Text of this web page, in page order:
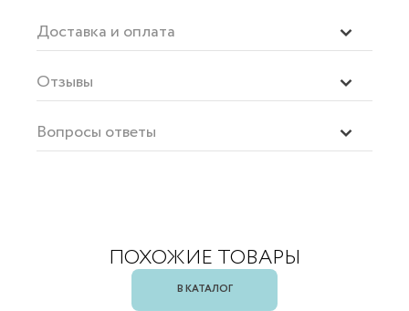
Доставка и оплата
Отзывы
Вопросы ответы
ПОХОЖИЕ ТОВАРЫ
В КАТАЛОГ